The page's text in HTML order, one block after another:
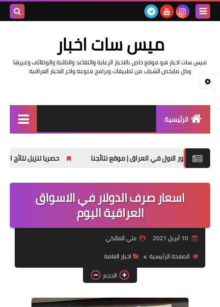
ميس سات اخبار
ميس سات اخبار هو موقع خاص بالاخبار الرعاية والتقاعد والطلبة والوظائف وغيرها
وكل مايخص الشباب من تطبيقات وبرامج منوعة واخر الاخبار العراقية
الرئيسية
اخبار وزارة التربية والتعليم
اخبار وزارة العمل وهيئة
التقاعد
قطع الاراضي
حصريا تنزيل نتائج السادس الابتدائي
اسعار صرف الدولار في الاسواق
العراقية اليوم
10 أبريل 2021
علي المالكي
الصفحة الرئيسية
اخبار العامة
الحجم